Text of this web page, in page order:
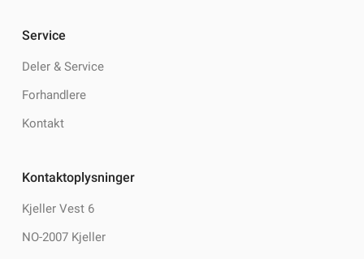
Service
Deler & Service
Forhandlere
Kontakt
Kontaktoplysninger
Kjeller Vest 6
NO-2007 Kjeller